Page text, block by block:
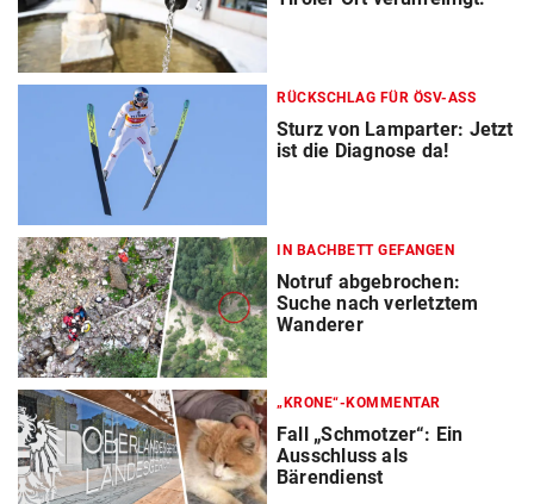
RÜCKSCHLAG FÜR ÖSV-ASS
Sturz von Lamparter: Jetzt
ist die Diagnose da!
IN BACHBETT GEFANGEN
Notruf abgebrochen:
Suche nach verletztem
Wanderer
„KRONE“-KOMMENTAR
Fall „Schmotzer“: Ein
Ausschluss als
Bärendienst